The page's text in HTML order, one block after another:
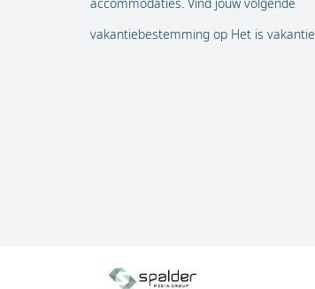
vakantiebestemming op Het is vakantie.